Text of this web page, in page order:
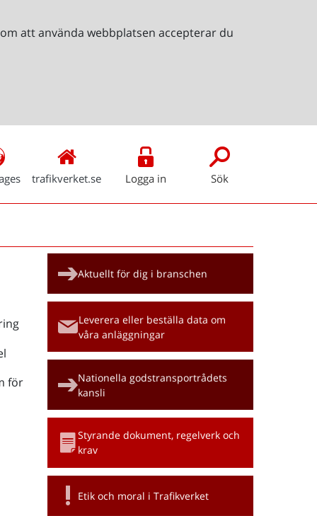
att använda webbplatsen accepterar du
trafikverket.se Logga in Sök
för
Aktuellt för dig i branschen
Leverera eller beställa data om
våra anläggningar
Nationella godstransportrådets
kansli
Styrande dokument, regelverk och
krav
Etik och moral i Trafikverket